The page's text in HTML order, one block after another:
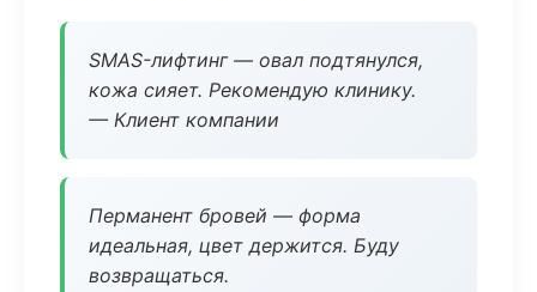
SMAS-лифтинг — овал подтянулся,
кожа сияет. Рекомендую клинику.
— Клиент компании
Перманент бровей — форма
идеальная, цвет держится. Буду
возвращаться.